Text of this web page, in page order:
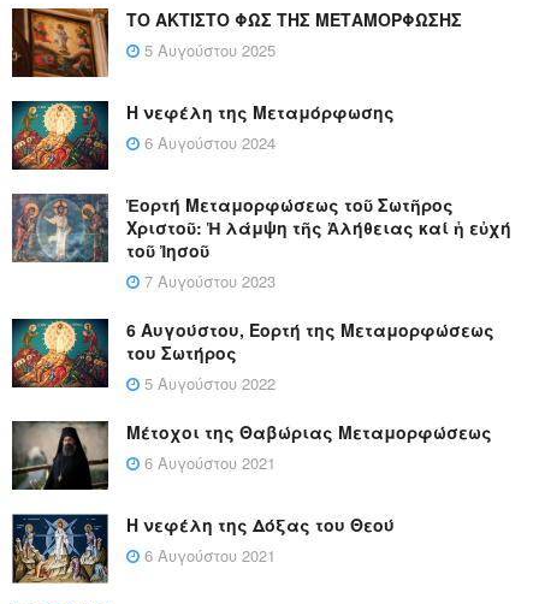
ΤΟ ΑΚΤΙΣΤΟ ΦΩΣ ΤΗΣ ΜΕΤΑΜΟΡΦΩΣΗΣ
5 Αυγούστου 2025
Η νεφέλη της Μεταμόρφωσης
6 Αυγούστου 2024
Ἑορτή Μεταμορφώσεως τοῦ Σωτῆρος
Χριστοῦ: Ἡ λάμψη τῆς Ἀλήθειας καί ἡ εὐχή
τοῦ Ἰησοῦ
7 Αυγούστου 2023
6 Αυγούστου, Εορτή της Μεταμορφώσεως
του Σωτήρος
5 Αυγούστου 2022
Μέτοχοι της Θαβώριας Μεταμορφώσεως
6 Αυγούστου 2021
Η νεφέλη της Δόξας του Θεού
6 Αυγούστου 2021